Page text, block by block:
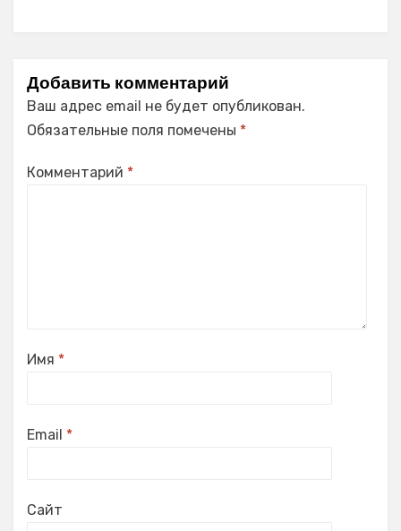
Добавить комментарий
Ваш адрес email не будет опубликован.
Обязательные поля помечены *
Комментарий *
Имя *
Email *
Сайт